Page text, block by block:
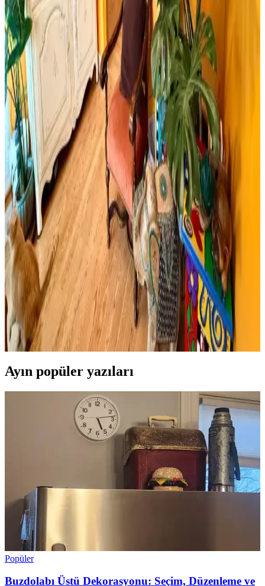
genişliğiyle, dayanıklı yapısı ve yüksek hassasiyetiyle inşaat ve yapı
sektöründe güvenilir ölçüm sağlar.
Yıpranmış Banyolarda Renk Uyumu ve Mekan
Kullanımı İçin Doğru Boya Seçimi
Yıpranmış banyolarda slate zemin ve vintage detaylarla uyumlu
boya seçimi, sakin tonlar ve vurgu renkleriyle mekanın estetik ve
fonksiyonel dengesini sağlar.
Cadence Mermer Efekti Gümüş: Dekorasyonda Yeni
Trend ve Bilgi Eksikliği
Cadence mermer efekti gümüş ifadesi dekorasyonda yeni bir trend
olarak öne çıkıyor ancak mevcut arama sonuçlarında somut bilgi
bulunmuyor. Mermer ve gümüş tonları dekorasyonda şıklık sağlar.
Viscotex Hard Serenity ve Lif Kılıflı Hava Kanallı
Visco Yastık Karşılaştırması
İki visco yastık modeli, boyut, sertlik ve kullanıcı geri bildirimleriyle
detaylı karşılaştırıldı. Hard Serenity yüksek sertlik ve boyun desteği
sağlarken, Lif Kılıflı yumuşaklık ve konfor sunuyor.
Boho Maksimalist Oturma Odası Tasarımında
Bitkiler ve Renklerin Rolü
Boho maksimalist oturma odasında turuncu duvarlar, kültürel
maskeler, canlı bitkiler ve doğru halı seçimiyle sıcak, dengeli ve
estetik bir yaşam alanı oluşturuluyor.
Ayın popüler yazıları
Popüler
Buzdolabı Üstü Dekorasyonu: Seçim, Düzenleme ve